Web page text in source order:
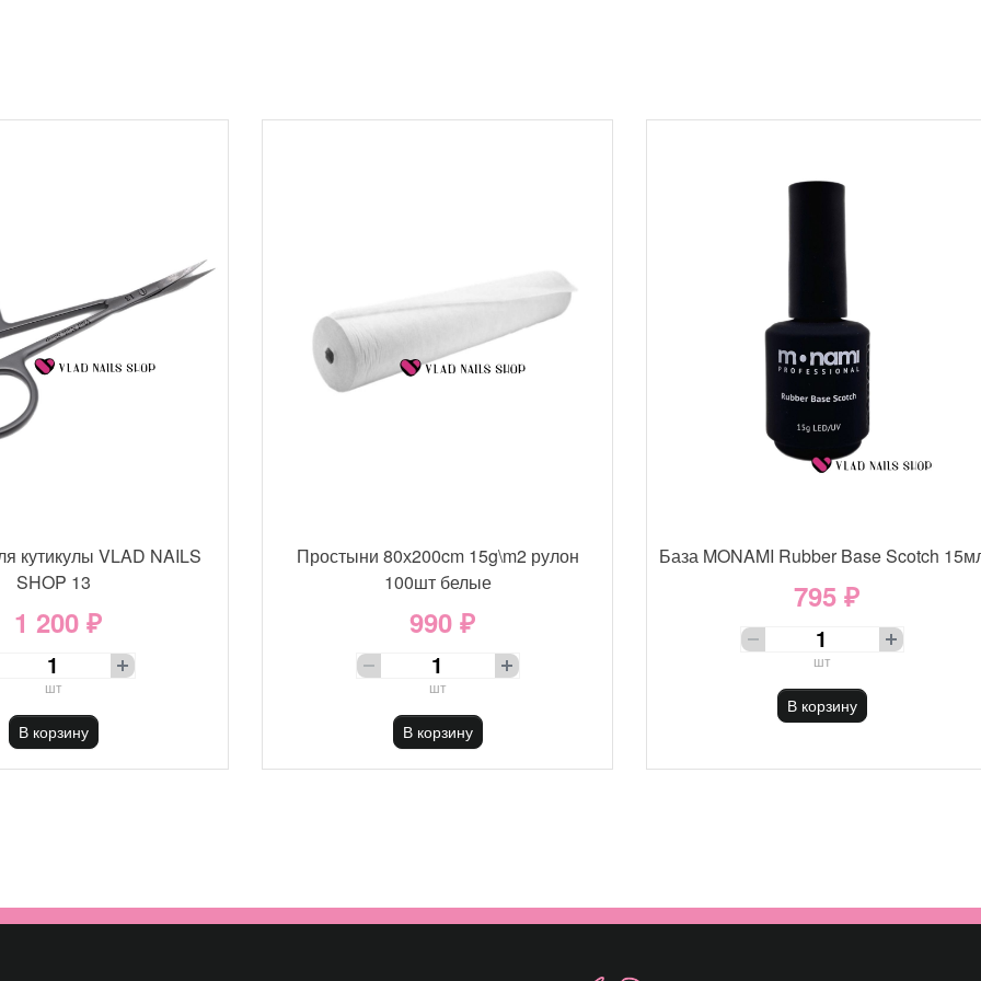
кутикулы VLAD NAILS
SHOP 13
1 200 ₽
шт
В корзину
Простыни 80х200cm 15g\m2 рулон
100шт белые
990 ₽
шт
В корзину
База MONAMI Rubber Base Scotch
795 ₽
шт
В корзину